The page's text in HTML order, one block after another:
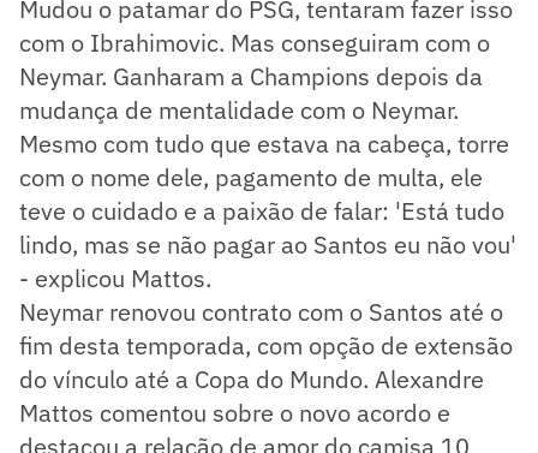
Mudou o patamar do PSG, tentaram fazer isso
com o Ibrahimovic. Mas conseguiram com o
Neymar. Ganharam a Champions depois da
mudança de mentalidade com o Neymar.
Mesmo com tudo que estava na cabeça, torre
com o nome dele, pagamento de multa, ele
teve o cuidado e a paixão de falar: 'Está tudo
lindo, mas se não pagar ao Santos eu não vou'
- explicou Mattos.
Neymar renovou contrato com o Santos até o
fim desta temporada, com opção de extensão
do vínculo até a Copa do Mundo. Alexandre
Mattos comentou sobre o novo acordo e
destacou a relação de amor do camisa 10